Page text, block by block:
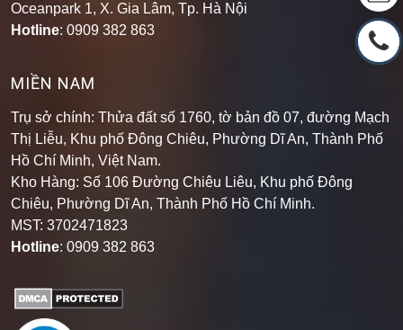
Oceanpark 1, X. Gia Lâm, Tp. Hà Nội
Hotline: 0909 382 863
MIỀN NAM
Trụ sở chính: Thửa đất số 1760, tờ bản đồ 07, đường Mạch
Thị Liễu, Khu phố Đông Chiêu, Phường Dĩ An, Thành Phố
Hồ Chí Minh, Việt Nam.
Kho Hàng: Số 106 Đường Chiêu Liêu, Khu phố Đông
Chiêu, Phường Dĩ An, Thành Phố Hồ Chí Minh.
MST: 3702471823
Hotline: 0909 382 863